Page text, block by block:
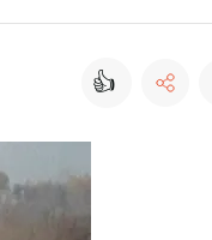
👍